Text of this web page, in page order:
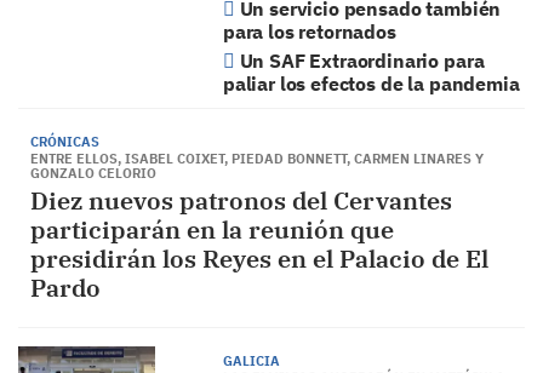
Un servicio pensado también
para los retornados
Un SAF Extraordinario para
paliar los efectos de la pandemia
CRÓNICAS
ENTRE ELLOS, ISABEL COIXET, PIEDAD BONNETT, CARMEN LINARES Y
GONZALO CELORIO
Diez nuevos patronos del Cervantes
participarán en la reunión que
presidirán los Reyes en el Palacio de El
Pardo
GALICIA